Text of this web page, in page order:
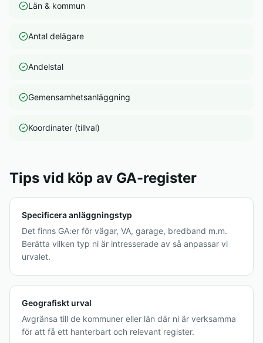
Län & kommun
Antal delägare
Andelstal
Gemensamhetsanläggning
Koordinater (tillval)
Tips vid köp av GA-register
Specificera anläggningstyp
Det finns GA:er för vägar, VA, garage, bredband m.m.
Berätta vilken typ ni är intresserade av så anpassar vi
urvalet.
Geografiskt urval
Avgränsa till de kommuner eller län där ni är verksamma
för att få ett hanterbart och relevant register.